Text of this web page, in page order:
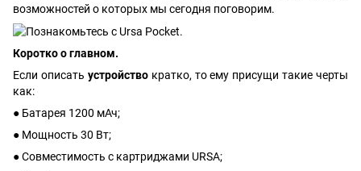
возможностей о которых мы сегодня поговорим.
Коротко о главном.
Если описать устройство кратко, то ему присущи такие черты
как:
● Батарея 1200 мАч;
● Мощность 30 Вт;
● Совместимость с картриджами URSA;